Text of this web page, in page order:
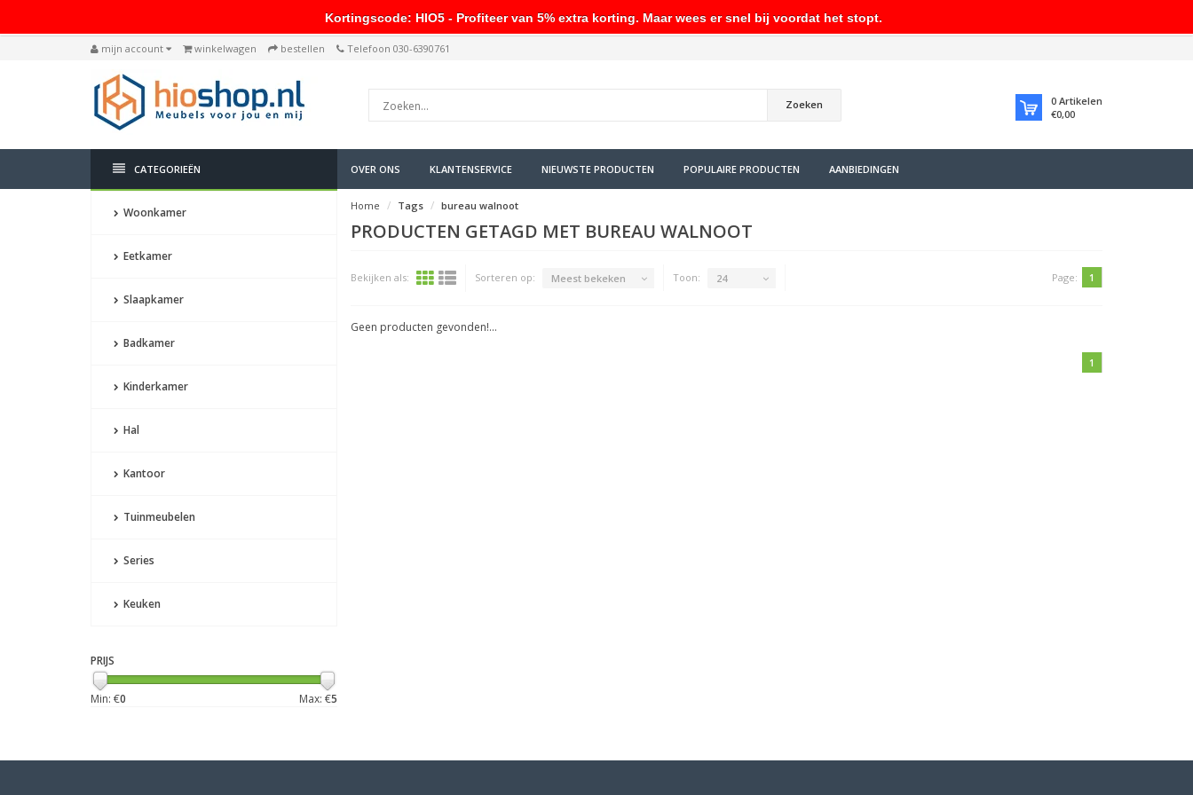
mijn account winkelwagen bestellen Telefoon 030-6390761
Zoeken 0 Artikelen
€0,00
CATEGORIEËN OVER ONS KLANTENSERVICE NIEUWSTE PRODUCTEN POPULAIRE PRODUCTEN AANBIEDINGEN
Woonkamer
Eetkamer
Slaapkamer
Badkamer
Kinderkamer
Hal
Kantoor
Tuinmeubelen
Series
Keuken
PRIJS
Min: €0 Max: €5
Home Tags bureau walnoot
PRODUCTEN GETAGD MET BUREAU WALNOOT
Bekijken als: Sorteren op: Meest bekeken Toon: 24 Page: 1
Geen producten gevonden!...
1
Kortingscode: HIO5 - Profiteer van 5% extra korting. Maar wees er snel bij voordat het stopt.